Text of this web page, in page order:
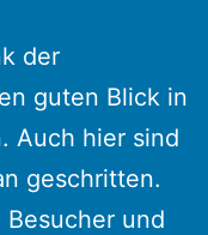
der
guten Blick in
Auch hier sind
geschritten.
und